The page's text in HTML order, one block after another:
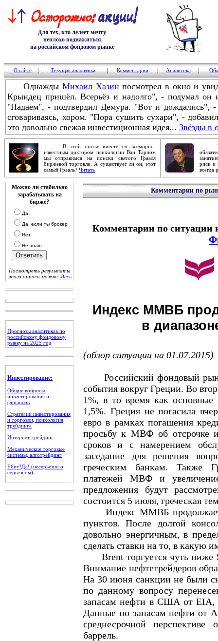
Для тех, кто лелеет мечту
неплохо поднажиться
на российском фондовом рынке
О сайте Текущая аналитика Комментарии Аналитика
Однажды Михаил Хазин посмотрел в окно и
Крындец пришёл. Всерьёз и надолго", - подумал он
"Падаем", - подтвердил Демура. "Вот и дождались",
сговариваясь, хором. "Пора сушить сухари", -
это довольно свежая инвестиционная идея... Звёзды в
В этой статье вместе со всемирно-
известным доктором психологии Ван Тарпом
мы отправимся на поиски святого Грааля
биржевой торговли. А существует ли он, этот
самый Грааль? Читать
риск и
всегда
Можно ли стабильно
зарабатывать на
бирже?
Да
Да, если ты брокер
Нет
Не знаю
Посмотреть результаты
этого опроса можно здесь
Прогнозы аналитиков по
российскому фондовому
рынку на 2025 год
Инвестирование:
Общие вопросы
инвестирования и
финансов
Стратегии инвестирования
и торговли, психология
трейдинга
Интернет-трейдинг
Механические торговые
системы, алготрейдинг
Ебит?Да! (несерьезно о
серьезном)
Комментарии по
Комментарии по ситуации
Индекс ММВБ
в
(обзор ситуации на 01.07.2015)
Российский фондовый
события вокруг Греции. Во
1%, в то время как основные
1,5%. Греция не погасила
евро в рамках погашения
просьбу к МВФ об отсрочке
сроков и с намерением
заседание для решения
греческим банкам. Также
платежей МВФ и
предложения будут
состоится 5 июля, греческая
Индекс ММВБ продолжает
пунктов. После долгой
довольно энергичным, в
сделать ставки на то, в какую
Brent торгуется чуть ниже
Внимание нефтетрейдеров
На 30 июня санкции не были
по данному вопросу
запасам нефти в США от EIA,
Данные по запасам нефти от
среднесрочной
баррель.